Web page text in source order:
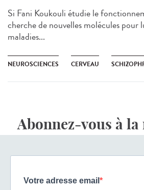
Si Fani Koukouli étudie le
cherche de nouvelles molécules pour
maladies...
NEUROSCIENCES CERVEAU
Abonnez-vous à